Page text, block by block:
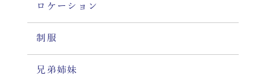
ロケーション
制服
兄弟姉妹